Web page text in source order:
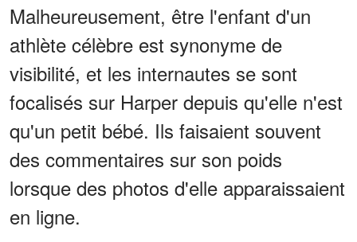
Malheureusement, être l'enfant d'un
athlète célèbre est synonyme de
visibilité, et les internautes se sont
focalisés sur Harper depuis qu'elle n'est
qu'un petit bébé. Ils faisaient souvent
des commentaires sur son poids
lorsque des photos d'elle apparaissaient
en ligne.